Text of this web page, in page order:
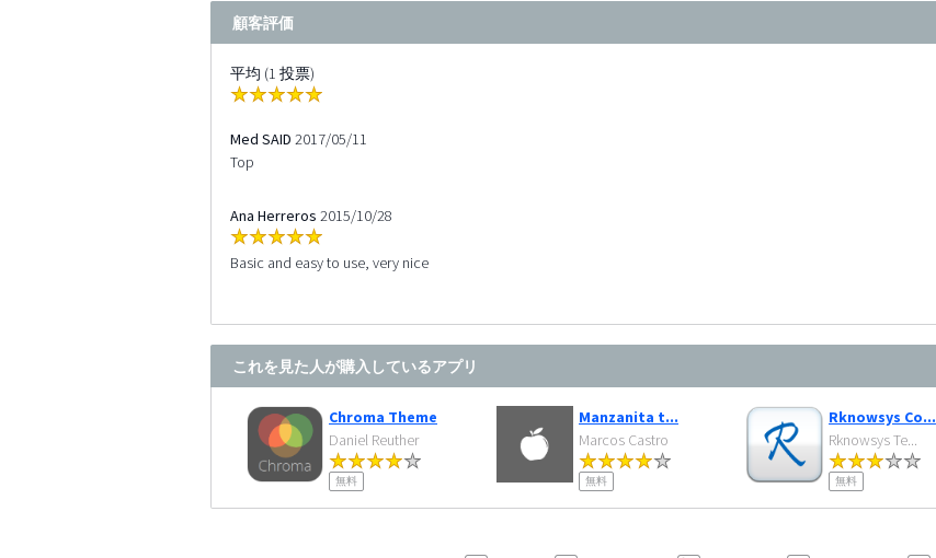
顧客評価
平均 (1 投票)
Med SAID 2017/05/11
Top
Ana Herreros 2015/10/28
Basic and easy to use, very nice
これを見た人が購入しているアプリ
Chroma Theme
Daniel Reuther
無料
Manzanita t...
Marcos Castro
無料
Rknowsys Co...
Rknowsys Te...
無料